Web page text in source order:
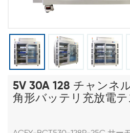
5V 30A 128 チャンネ
角形バッテリ充放電